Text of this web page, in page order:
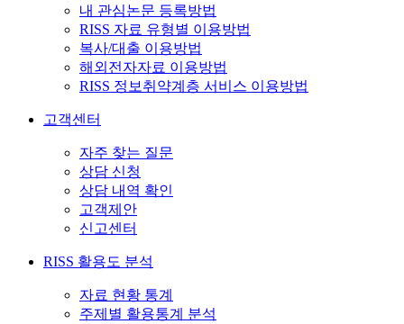
내 관심논문 등록방법
RISS 자료 유형별 이용방법
복사/대출 이용방법
해외전자자료 이용방법
RISS 정보취약계층 서비스 이용방법
고객센터
자주 찾는 질문
상담 신청
상담 내역 확인
고객제안
신고센터
RISS 활용도 분석
자료 현황 통계
주제별 활용통계 분석